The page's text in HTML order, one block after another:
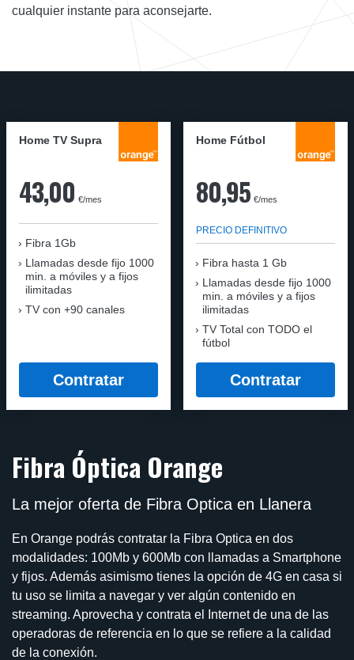
cualquier instante para aconsejarte.
Home TV Supra
43,00 €/mes
Fibra 1Gb
Llamadas desde fijo 1000
min. a móviles y a fijos
ilimitadas
TV con +90 canales
Contratar
Home Fútbol
80,95 €/mes
PRECIO DEFINITIVO
Fibra hasta 1 Gb
Llamadas desde fijo 1000
min. a móviles y a fijos
ilimitadas
TV Total con TODO el
fútbol
Contratar
Fibra Óptica Orange
La mejor oferta de Fibra Optica en Llanera
En Orange podrás contratar la Fibra Optica en dos
modalidades: 100Mb y 600Mb con llamadas a Smartphone
y fijos. Además asimismo tienes la opción de 4G en casa si
tu uso se limita a navegar y ver algún contenido en
streaming. Aprovecha y contrata el Internet de una de las
operadoras de referencia en lo que se refiere a la calidad
de la conexión.